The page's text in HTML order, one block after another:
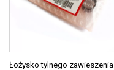
Łożysko tylnego zawieszenia